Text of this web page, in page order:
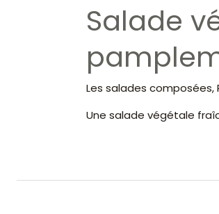
Salade
Les salades composées,
Une salade végétale